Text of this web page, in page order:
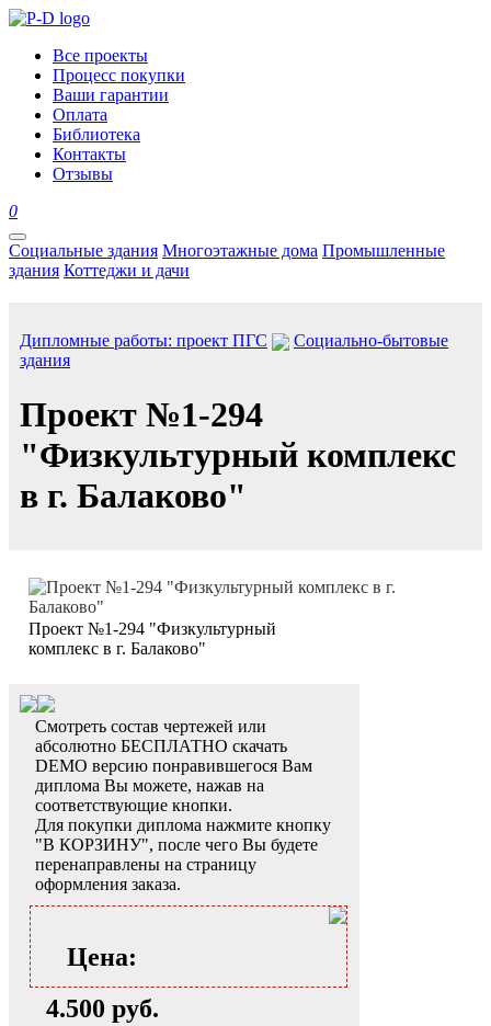
Все проекты
Процесс покупки
Ваши гарантии
Оплата
Библиотека
Контакты
Отзывы
0
Социальные здания Многоэтажные дома Промышленные
здания Коттеджи и дачи
Дипломные работы: проект ПГС
Социально-бытовые
здания
Проект №1-294
"Физкультурный комплекс
в г. Балаково"
Проект №1-294 "Физкультурный
комплекс в г. Балаково"
Смотреть состав чертежей или
абсолютно БЕСПЛАТНО скачать
DEMO версию понравившегося Вам
диплома Вы можете, нажав на
соответствующие кнопки.
Для покупки диплома нажмите кнопку
"В КОРЗИНУ", после чего Вы будете
перенаправлены на страницу
оформления заказа.
Цена:
4.500 руб.